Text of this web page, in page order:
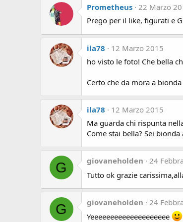
Prometheus
22 Marzo
Prego per il like, figurati e
ila78
12 Marzo 2015
ho visto le foto! Che bella
Certo che da mora a
ila78
12 Marzo 2015
Ma guarda chi rispunta
Come stai bella? Sei bionda
G giovaneholden
24
Tutto ok grazie
G giovaneholden
24
Yeeeeeeeeeeeeeeeeeeee